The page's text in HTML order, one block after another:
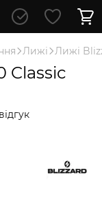
Лижі Лижі
Classic